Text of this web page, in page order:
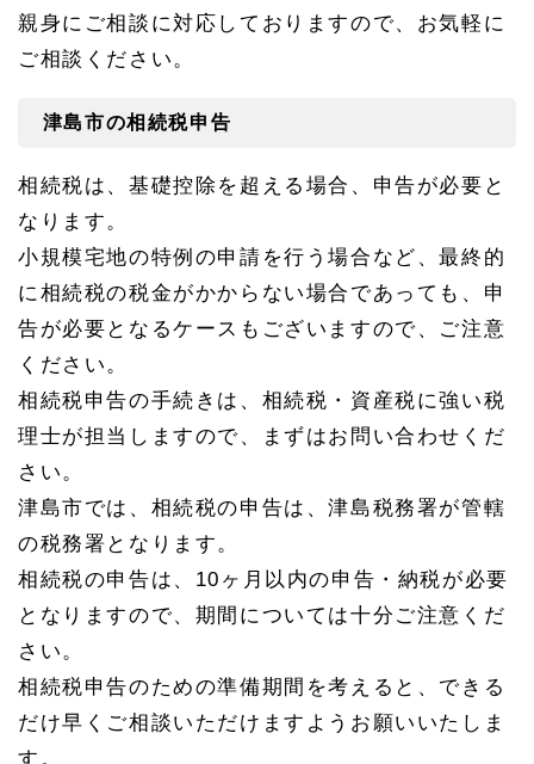
1
相続
告
1
税務
署の
連絡
1.
津島
産の
相続
登記
1.
3
不動
産の
管轄
親身にご相談に対応しておりますので、お気軽に
ご相談ください。
津島市の相続税申告
相続税は、基礎控除を超える場合、申告が必要と
なります。
小規模宅地の特例の申請を行う場合など、最終的
に相続税の税金がかからない場合であっても、申
告が必要となるケースもございますので、ご注意
ください。
相続税申告の手続きは、相続税・資産税に強い税
理士が担当しますので、まずはお問い合わせくだ
さい。
津島市では、相続税の申告は、津島税務署が管轄
の税務署となります。
相続税の申告は、10ヶ月以内の申告・納税が必要
となりますので、期間については十分ご注意くだ
さい。
相続税申告のための準備期間を考えると、できる
だけ早くご相談いただけますようお願いいたしま
す。